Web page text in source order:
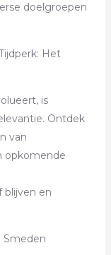
doelgroepen
Het
is
Ontdek
van
opkomende
en
Smeden